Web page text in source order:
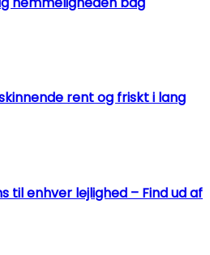
rent og friskt i lang
til enhver lejlighed – Find ud af